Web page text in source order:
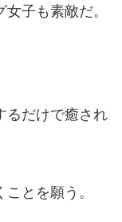
子も素敵だ。
るだけで癒され
とを願う。